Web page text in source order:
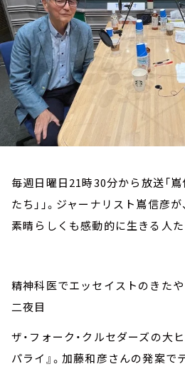
毎週日曜日21時30分から放送「
たち」」。ジャーナリスト嶌信彦
素晴らしくも感動的に生きる人た
精神科医でエッセイストのきた
二夜目
ザ・フォーク・クルセダーズの大
パライ』。加藤和彦さんの発案で